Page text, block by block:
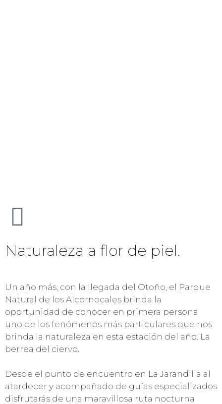
Naturaleza a flor de piel.
Un año más, con la llegada del Otoño, el Parque
Natural de los Alcornocales brinda la
oportunidad de conocer en primera persona
uno de los fenómenos más particulares que nos
brinda la naturaleza en esta estación del año. La
berrea del ciervo.
Desde el punto de encuentro en La Jarandilla al
atardecer y acompañado de guías especializados
disfrutarás de una maravillosa ruta nocturna